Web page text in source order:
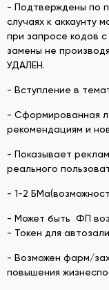
- Подтверждены по
случаях к аккаунту
при запросе кодов с
замены не
УДАЛЕН.
- Вступление в
- Сформированная
рекомендациям и
- Показывает
реального
- 1-2
- Может быть ФП
- Токен для
- Возможен фарм/
повышения